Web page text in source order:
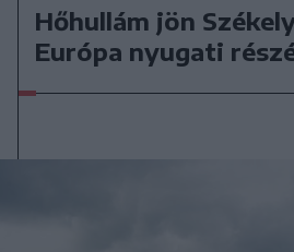
Hőhullám jön
Európa nyugati